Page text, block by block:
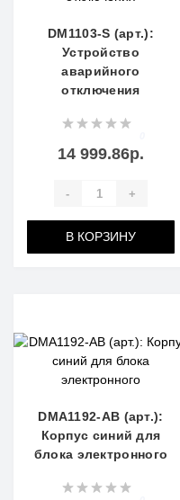
DM1103-S (арт.):
Устройство
аварийного
отключения
14 999.86р.
- +
В КОРЗИНУ
DMA1192-AB (арт.):
Корпус синий для
блока электронного